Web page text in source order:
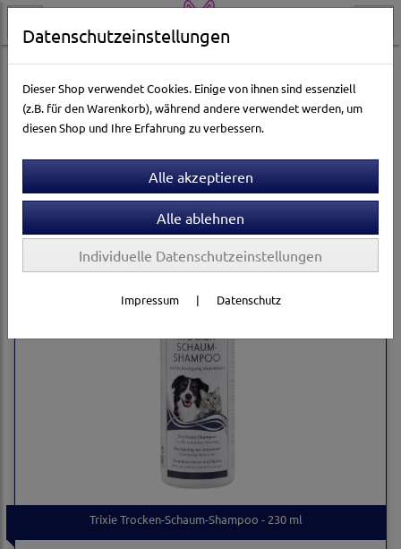
Katzenwelt Pflege & Gesundheit Fellpflege Shampoos
Sortierung wählen
Trixie Trocken-Schaum-Shampoo - 230 ml
Datenschutzeinstellungen
Dieser Shop verwendet Cookies. Einige von ihnen sind essenziell
(z.B. für den Warenkorb), während andere verwendet werden, um
diesen Shop und Ihre Erfahrung zu verbessern.
Individuelle Datenschutzeinstellungen
Impressum | Datenschutz